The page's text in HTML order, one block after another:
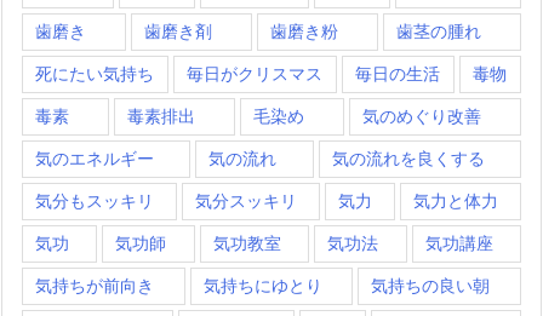
歯磨き 歯磨き剤 歯磨き粉 歯茎の腫れ
死にたい気持ち 毎日がクリスマス 毎日の生活 毒物
毒素 毒素排出 毛染め 気のめぐり改善
気のエネルギー 気の流れ 気の流れを良くする
気分もスッキリ 気分スッキリ 気力 気力と体力
気功 気功師 気功教室 気功法 気功講座
気持ちが前向き 気持ちにゆとり 気持ちの良い朝